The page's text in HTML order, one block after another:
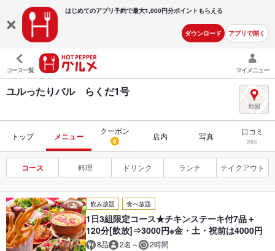
はじめてのアプリ予約で最大1,000円分ポイントもらえる
ダウンロード アプリで開く
コース一覧 マイメニュー
ユルったりバル らくだ1号
トップ メニュー
クーポン
6 店内 写真 口コミ
260
コース 料理 ドリンク ランチ テイクアウト
飲み放題 食べ放題
1日3組限定コース★チキンステーキ付7品＋
120分[飲放]⇒3000円※金・土・祝前は4000円
8品 2名～ 2時間